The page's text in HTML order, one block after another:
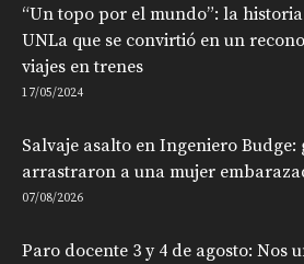
“Un topo por el mundo”: la
UNLa que se convirtió en un
viajes en trenes
17/05/2024
Salvaje asalto en Ingeniero
arrastraron a una mujer
07/08/2026
Paro docente 3 y 4 de agosto: Nos